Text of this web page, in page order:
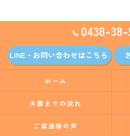
0438-38-
LINE・お問い合わせはこちら
ホーム
火葬までの流れ
ご家族様の声